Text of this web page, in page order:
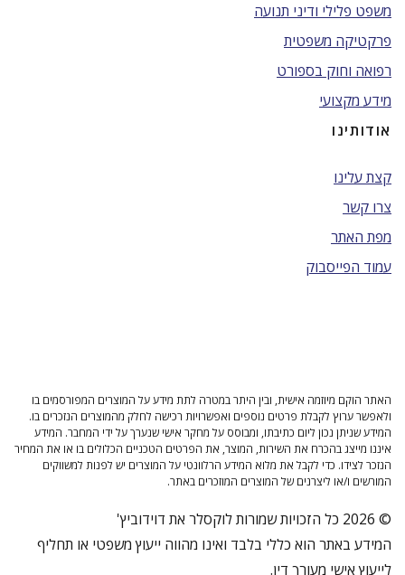
משפט פלילי ודיני תנועה
פרקטיקה משפטית
רפואה וחוק בספורט
מידע מקצועי
אודותינו
קצת עלינו
צרו קשר
מפת האתר
עמוד הפייסבוק
האתר הוקם מיוזמה אישית, ובין היתר במטרה לתת מידע על המוצרים המפורסמים בו
ולאפשר ערוץ לקבלת פרטים נוספים ואפשרויות רכישה לחלק מהמוצרים הנזכרים בו.
המידע שניתן נכון ליום כתיבתו, ומבוסס על מחקר אישי שנערך על ידי המחבר. המידע
איננו מייצג בהכרח את השירות, המוצר, את הפרטים הטכניים הכלולים בו או את המחיר
הנזכר לצידו. כדי לקבל את מלוא המידע הרלוונטי על המוצרים יש לפנות למשווקים
המורשים ו/או ליצרנים של המוצרים המוזכרים באתר.
© 2026 כל הזכויות שמורות לוקסלר את דוידוביץ'
המידע באתר הוא כללי בלבד ואינו מהווה ייעוץ משפטי או תחליף
לייעוץ אישי מעורך דין.